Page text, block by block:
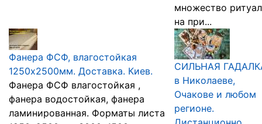
множество
на при...
Фанера ФСФ, влагостойкая
1250х2500мм. Доставка. Киев.
Фанера ФСФ влагостойкая ,
фанера водостойкая, фанера
ламинированная. Форматы листа
СИЛЬНАЯ
в Николаеве,
Очакове и любом
регионе.